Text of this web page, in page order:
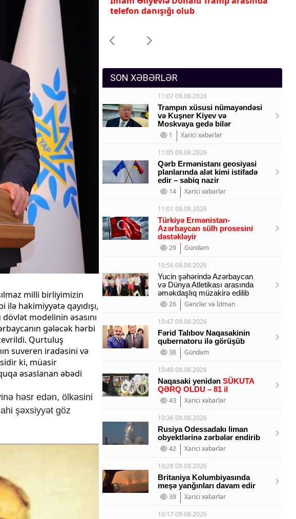
milli birliyimizin
hakimiyyətə qayıdışı,
modelinin əsasını
gələcək hərbi
Qurtuluş
suveren iradəsini və
ki, müasir
əsaslanan əbədi
həsr edən, ölkəsini
şəxsiyyət göz
sülh
uyğunlaşır
telefon danışığı olub
SON XƏBƏRLƏR
11:07 09.08.2026
Trampın xüsusi nümayəndəsi
və Kuşner Kiyev və
Moskvaya gedə bilər
1
Xarici xəbərlər
11:05 09.08.2026
Qərb Ermənistanı geosiyasi
planlarında alət kimi istifadə
edir – sabiq nazir
14
Xarici xəbərlər
11:01 09.08.2026
Türkiyə Ermənistan-
Azərbaycan sülh prosesini
dəstəkləyir
29
Gündəm
10:56 09.08.2026
Yucin şəhərində Azərbaycan
və Dünya Atletikası arasında
əməkdaşlıq müzakirə edilib
26
Gənclər və İdman
10:47 09.08.2026
Fərid Talıbov Naqasakinin
qubernatoru ilə görüşüb
38
Gündəm
10:40 09.08.2026
Naqasaki yenidən SÜKUTA
QƏRQ OLDU – 81 il
43
Xarici xəbərlər
10:36 09.08.2026
Rusiya Odessadakı liman
obyektlərinə zərbələr endirib
42
Xarici xəbərlər
10:28 09.08.2026
Britaniya Kolumbiyasında
meşə yanğınları davam edir
39
Xarici xəbərlər
10:17 09.08.2026